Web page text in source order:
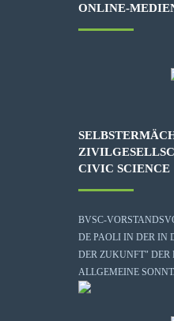
ONLINE-
CIVIC SCIENCE
BVSC-
DE PAOLI IN DER IN
DER ZUKUNFT" DER
ALLGEMEINE